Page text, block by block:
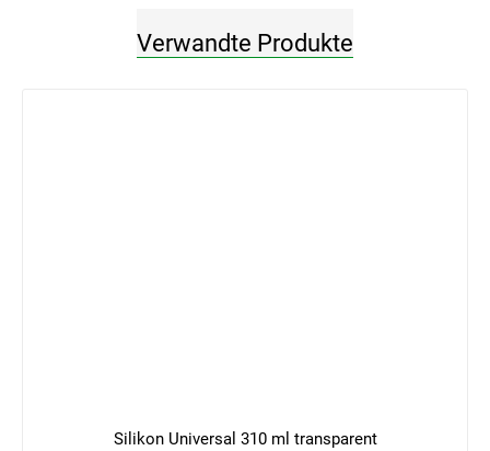
Verwandte Produkte
Silikon Universal 310 ml transparent